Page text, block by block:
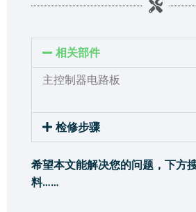
相关部件
主控制器电路板
检修步骤
希望本文能解决您的问题，下方
料……